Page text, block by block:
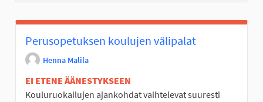
Perusopetuksen koulujen välipalat
Henna Malila
EI ETENE ÄÄNESTYKSEEN
Kouluruokailujen ajankohdat vaihtelevat suuresti